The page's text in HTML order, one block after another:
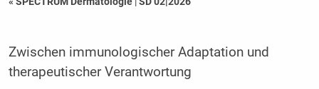
Zwischen immunologischer Adaptation und
therapeutischer Verantwortung